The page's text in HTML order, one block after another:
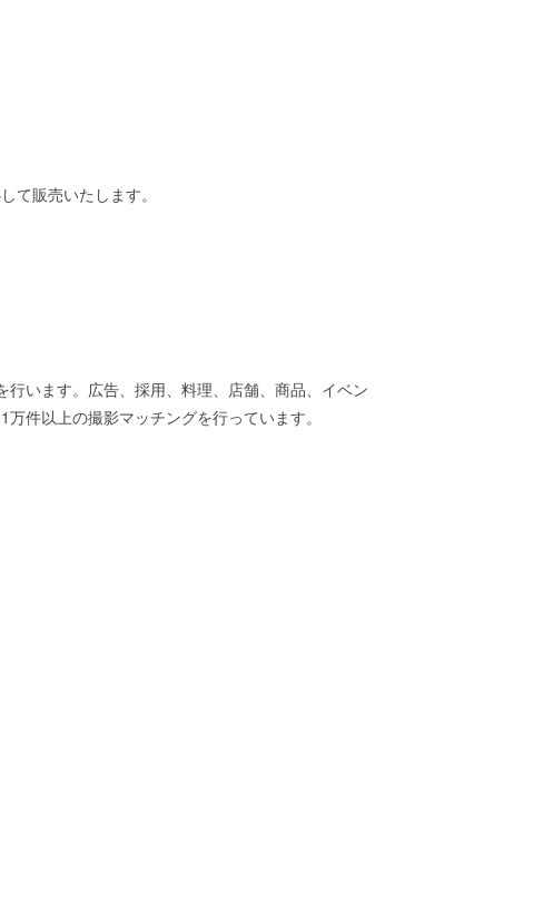
て販売いたします。
います。広告、採用、料理、店舗、商品、イベン
件以上の撮影マッチングを行っています。